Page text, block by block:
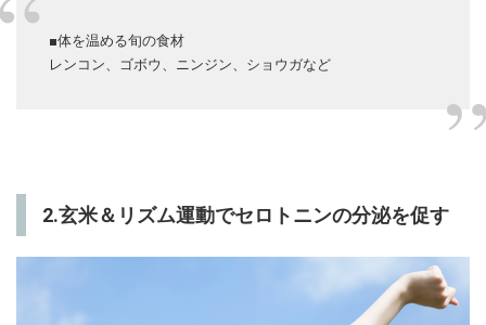
■体を温める旬の食材
レンコン、ゴボウ、ニンジン、ショウガなど
2.玄米＆リズム運動でセロトニンの分泌を促す